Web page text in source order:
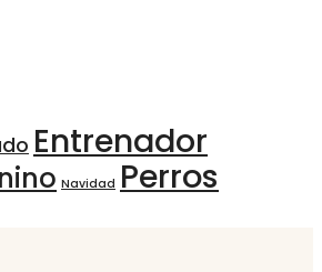
Entrenador
Navidad Perros